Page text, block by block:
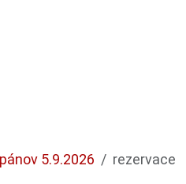
5.9.2026
rezervace